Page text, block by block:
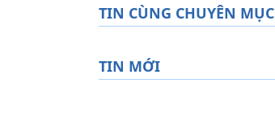
TIN CÙNG CHUYÊN MỤC
TIN MỚI